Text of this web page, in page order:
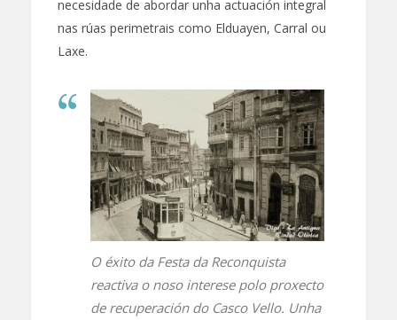
necesidade de abordar unha actuación integral
nas rúas perimetrais como Elduayen, Carral ou
Laxe.
O éxito da Festa da Reconquista
reactiva o noso interese polo proxecto
de recuperación do Casco Vello. Unha